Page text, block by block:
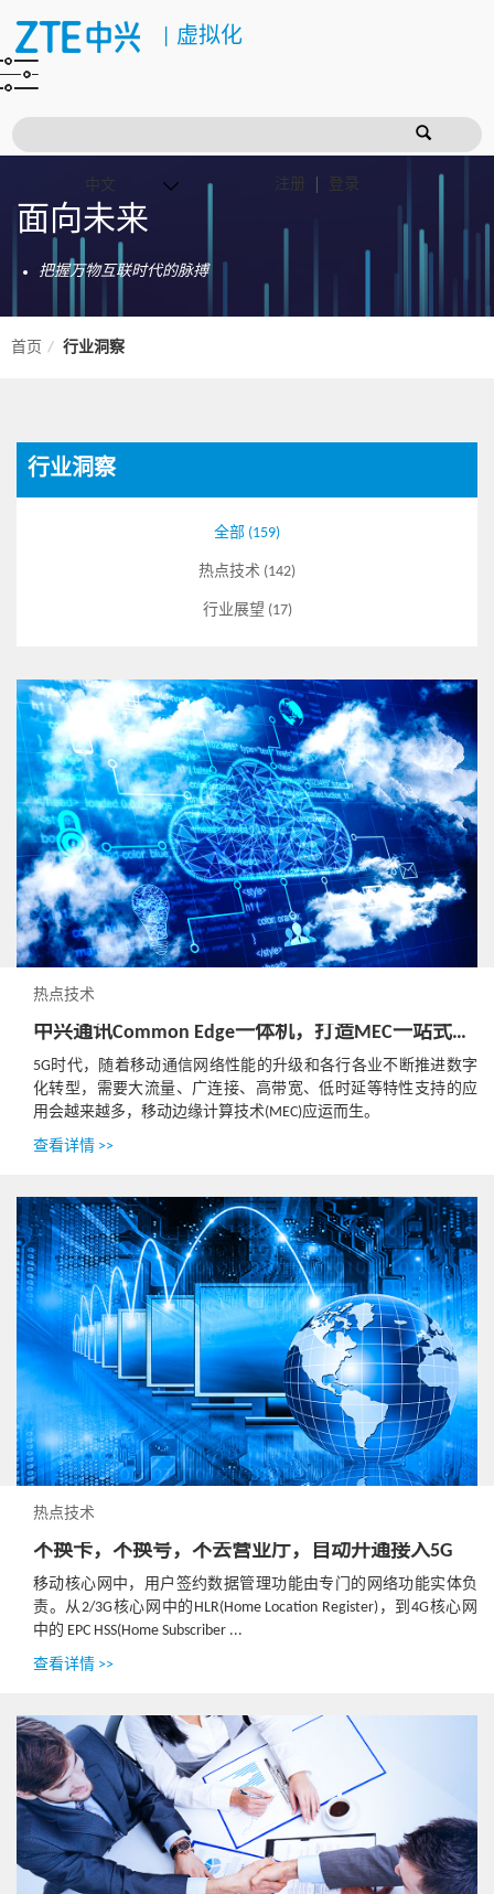
虚拟化
注册 登录
面向未来
把握万物互联时代的脉搏
首页 行业洞察
行业洞察
全部 (159)
热点技术 (142)
行业展望 (17)
热点技术
中兴通讯Common Edge一体机，打造MEC一站式解决方案
5G时代，随着移动通信网络性能的升级和各行各业不断推进数字
化转型，需要大流量、广连接、高带宽、低时延等特性支持的应
用会越来越多，移动边缘计算技术(MEC)应运而生。
查看详情 >>
热点技术
不换卡，不换号，不去营业厅，自动开通接入5G
移动核心网中，用户签约数据管理功能由专门的网络功能实体负
责。从2/3G核心网中的HLR(Home Location Register)，到4G核心网
中的 EPC HSS(Home Subscriber ...
查看详情 >>